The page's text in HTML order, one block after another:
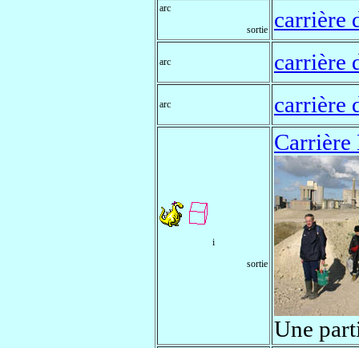
arc
sortie
carrière
arc carrière
arc carrière
i
sortie
Carrière
Une